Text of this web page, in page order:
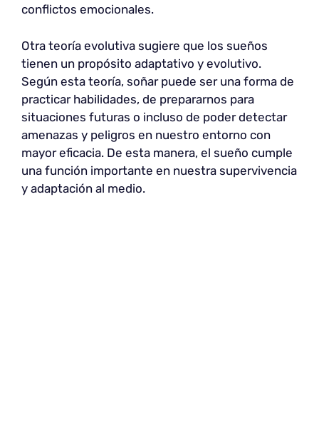
conflictos emocionales.
Otra teoría evolutiva sugiere que los sueños
tienen un propósito adaptativo y evolutivo.
Según esta teoría, soñar puede ser una forma de
practicar habilidades, de prepararnos para
situaciones futuras o incluso de poder detectar
amenazas y peligros en nuestro entorno con
mayor eficacia. De esta manera, el sueño cumple
una función importante en nuestra supervivencia
y adaptación al medio.